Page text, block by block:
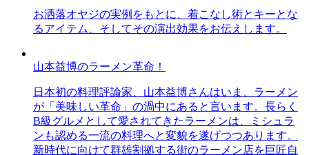
お洒落オヤジの実例をもとに、着こなし術とキーとな
るアイテム、そしてその演出効果をお伝えします。
山本益博のラーメン革命！
日本初の料理評論家、山本益博さんはいま、ラーメン
が「美味しい革命」の渦中にあると言います。長らく
B級グルメとして愛されてきたラーメンは、ミシュラ
ンも認める一流の料理へと変貌を遂げつつあります。
新時代に向けて群雄割拠する街のラーメン店を巨匠自